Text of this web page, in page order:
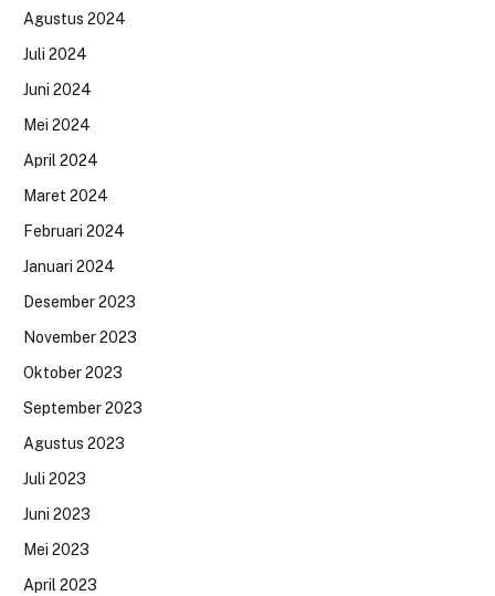
Agustus 2024
Juli 2024
Juni 2024
Mei 2024
April 2024
Maret 2024
Februari 2024
Januari 2024
Desember 2023
November 2023
Oktober 2023
September 2023
Agustus 2023
Juli 2023
Juni 2023
Mei 2023
April 2023